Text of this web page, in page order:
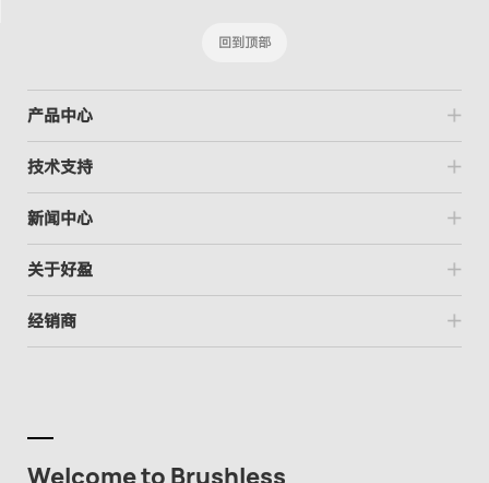
回到顶部
产品中心
技术支持
新闻中心
关于好盈
经销商
Welcome to Brushless